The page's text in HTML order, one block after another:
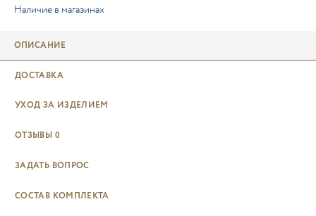
Наличие в магазинах
ОПИСАНИЕ
ДОСТАВКА
УХОД ЗА ИЗДЕЛИЕМ
ОТЗЫВЫ 0
ЗАДАТЬ ВОПРОС
СОСТАВ КОМПЛЕКТА